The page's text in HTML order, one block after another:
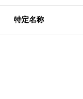
特定名称